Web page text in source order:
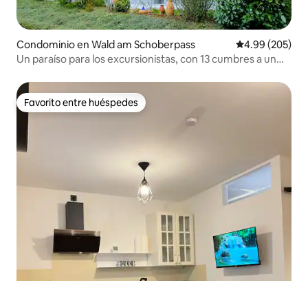
Condominio en Wald am Schoberpass Calificación
4.99 (205)
Un paraíso para los excursionistas, con 13 cumbres a un
Favorito entre huéspedes
Favorito entre huéspedes